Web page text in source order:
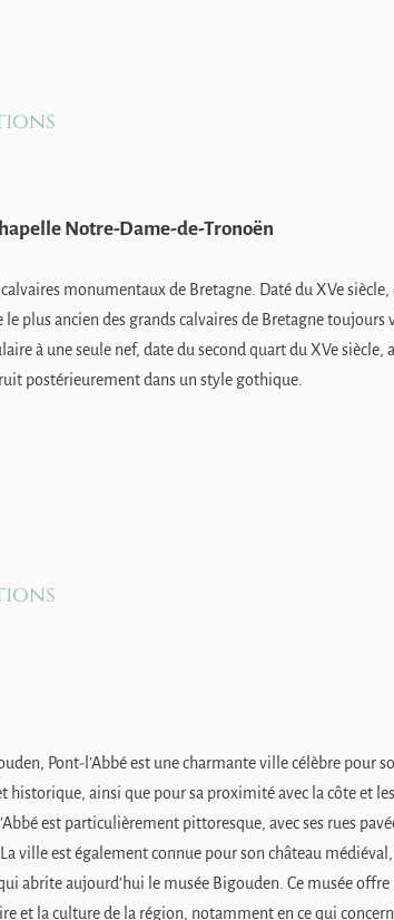
Notre-Dame-de-Tronoën
calvaires monumentaux de Bretagne. Daté du XVe siècle,
plus ancien des grands calvaires de Bretagne toujours
à une seule nef, date du second quart du XVe siècle,
postérieurement dans un style gothique.
Pont-l’Abbé est une charmante ville célèbre pour
historique, ainsi que pour sa proximité avec la côte et
est particulièrement pittoresque, avec ses rues
ville est également connue pour son château médiéval,
abrite aujourd’hui le musée Bigouden. Ce musée offre
et la culture de la région, notamment en ce qui